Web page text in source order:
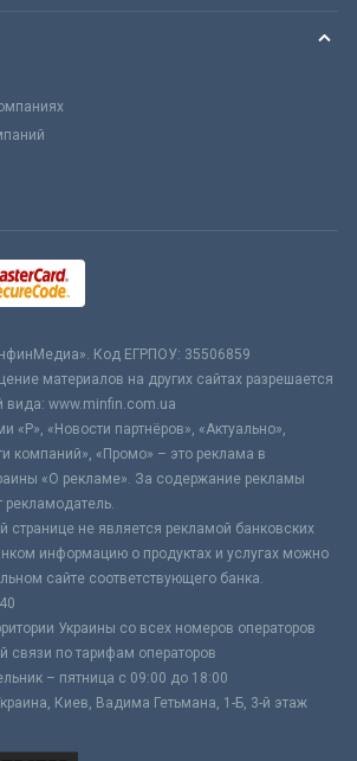
Код ЕГРПОУ: 35506859
материалов на других сайтах разрешается
вида: www.minfin.com.ua
«Р», «Новости партнёров», «Актуально»,
компаний», «Промо» – это реклама в
«О рекламе». За содержание рекламы
рекламодатель.
не является рекламой банковских
информацию о продуктах и услугах можно
сайте соответствующего банка.
Украины со всех номеров операторов
связи по тарифам операторов
– пятница с 09:00 до 18:00
Киев, Вадима Гетьмана, 1-Б, 3-й этаж